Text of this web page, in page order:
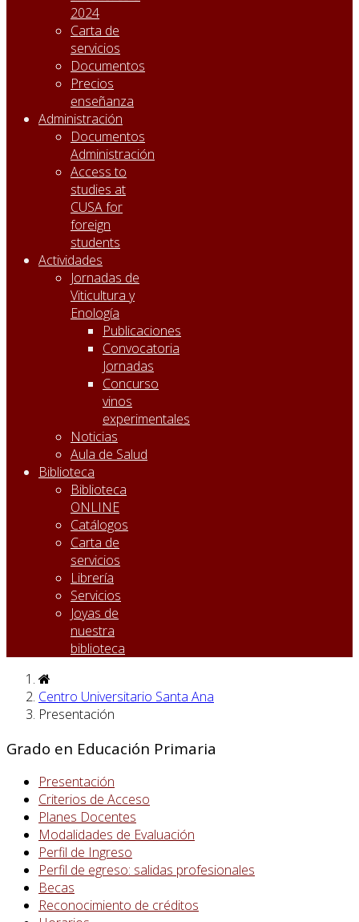
2024
Carta de
servicios
Documentos
Precios
enseñanza
Administración
Documentos
Administración
Access to
studies at
CUSA for
foreign
students
Actividades
Jornadas de
Viticultura y
Enología
Publicaciones
Convocatoria
Jornadas
Concurso
vinos
experimentales
Noticias
Aula de Salud
Biblioteca
Biblioteca
ONLINE
Catálogos
Carta de
servicios
Librería
Servicios
Joyas de
nuestra
biblioteca
Centro Universitario Santa Ana
Presentación
Grado en Educación Primaria
Presentación
Criterios de Acceso
Planes Docentes
Modalidades de Evaluación
Perfil de Ingreso
Perfil de egreso: salidas profesionales
Becas
Reconocimiento de créditos